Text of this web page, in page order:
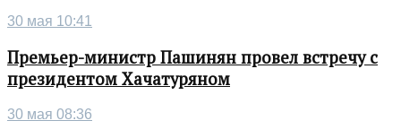
30 мая 10:41
Премьер-министр Пашинян провел встречу с
президентом Хачатуряном
30 мая 08:36